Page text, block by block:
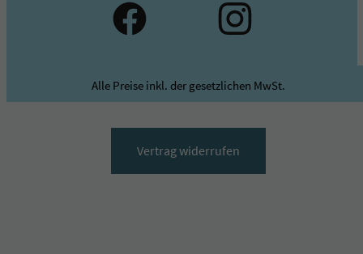
Alle Preise inkl. der gesetzlichen MwSt.
Vertrag widerrufen